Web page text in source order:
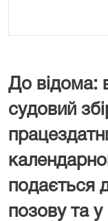
До відома:
судовий
подається
позову та у